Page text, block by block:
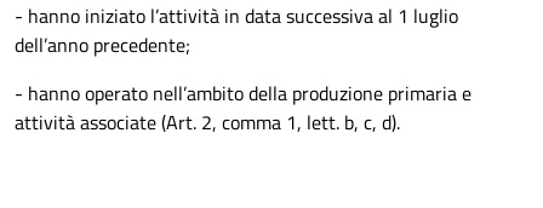
- hanno iniziato l’attività in data successiva al 1 luglio
dell’anno precedente;
- hanno operato nell’ambito della produzione primaria e
attività associate (Art. 2, comma 1, lett. b, c, d).